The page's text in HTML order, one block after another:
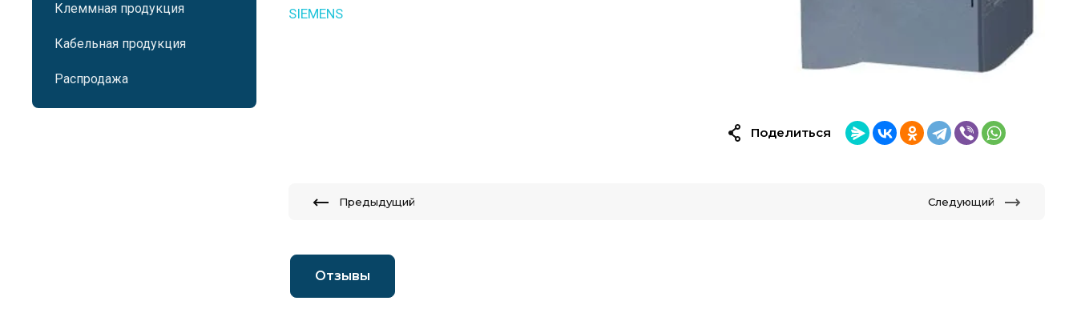
Клеммная продукция
Кабельная продукция
Распродажа
SIEMENS
Поделиться
Предыдущий Следующий
Отзывы